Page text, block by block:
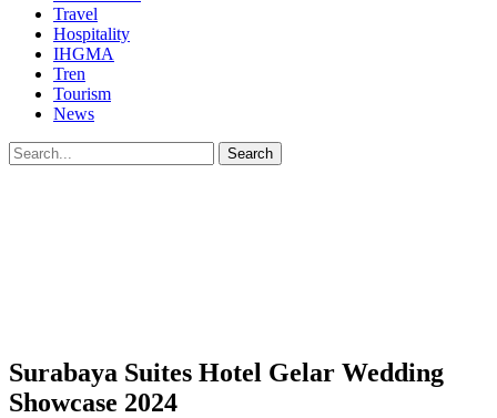
Travel
Hospitality
IHGMA
Tren
Tourism
News
Surabaya Suites Hotel Gelar Wedding
Showcase 2024